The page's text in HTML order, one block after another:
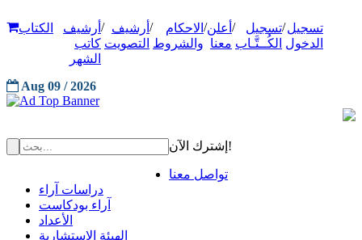
تسجيل
الدخول
/تسجيل
الكُــتَّـاب
/ أعلن
معنا
/ الاحكام
والشروط
/ أرشيف
التصويت
/ أرشيف
كاتب
الشهر
الكتاب
Aug 09 / 2026
إشترك الآن!
تواصل معنا
دراسات آراء
آراء بودكاست
الأعداد
الهيئة الاستشارية